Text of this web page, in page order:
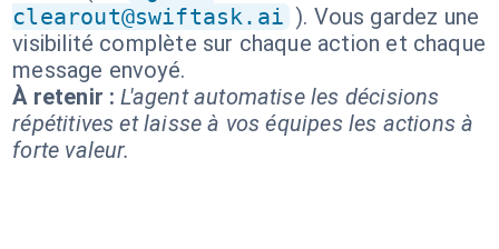
clearout@swiftask.ai ). Vous gardez une
visibilité complète sur chaque action et chaque
message envoyé.
À retenir : L'agent automatise les décisions
répétitives et laisse à vos équipes les actions à
forte valeur.